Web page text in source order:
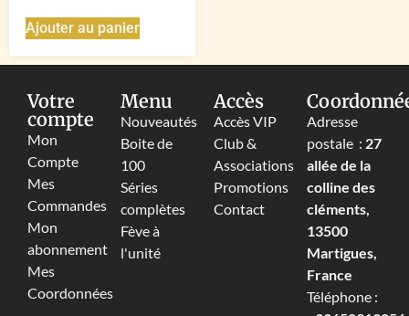
Ajouter au panier
Votre
compte
Mon
Compte
Mes
Commandes
Mon
abonnement
Mes
Coordonnées
Menu
Nouveautés
Boite de
100
Séries
complètes
Fève à
l'unité
Accès
Accès VIP
Club &
Associations
Promotions
Contact
Adresse
postale : 27
allée de la
colline des
cléments,
13500
Martigues,
France
Téléphone :